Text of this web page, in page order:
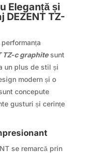
Eleganță și
DEZENT TZ-
TZ-c graphitesunt
un plus de stil și
modern și o
concepute
gusturi și cerințe
se remarcă prin